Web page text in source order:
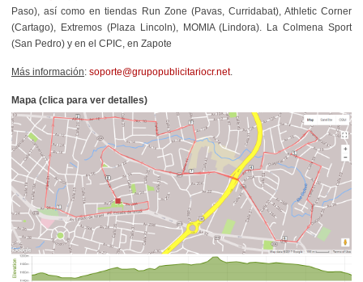
Paso),así como en tiendas Run Zone (Pavas, Curridabat), Athletic Corner
(Cartago), Extremos (Plaza Lincoln), MOMIA (Lindora). La Colmena Sport
(San Pedro) y en el CPIC, en Zapote
Más información: soporte@grupopublicitariocr.net.
Mapa (clica para ver detalles)